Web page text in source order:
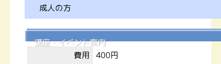
成人の方
講座・イベント案内
費用
400円